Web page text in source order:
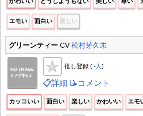
エモい 面白い 楽しい
グリーンティーCV松村芽久未
推し登録 ( -人)
📋詳細 📝コメント
カッコいい 面白い 楽しい かわいい エモ